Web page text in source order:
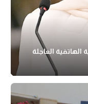
العاجلة